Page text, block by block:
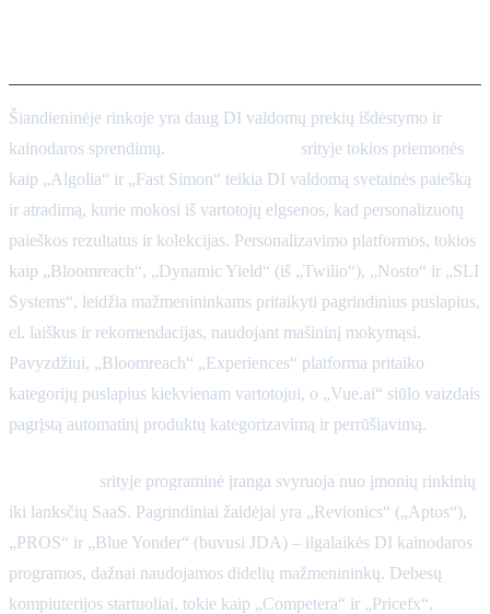
Šiandieninėje rinkoje yra daug DI valdomų prekių išdėstymo ir
kainodaros sprendimų.
srityje tokios priemonės
kaip „Algolia“ ir „Fast Simon“ teikia DI valdomą svetainės paiešką
ir atradimą, kurie mokosi iš vartotojų elgsenos, kad personalizuotų
paieškos rezultatus ir kolekcijas. Personalizavimo platformos, tokios
kaip „Bloomreach“, „Dynamic Yield“ (iš „Twilio“), „Nosto“ ir „SLI
Systems“, leidžia mažmenininkams pritaikyti pagrindinius puslapius,
el. laiškus ir rekomendacijas, naudojant mašininį mokymąsi.
Pavyzdžiui, „Bloomreach“ „Experiences“ platforma pritaiko
kategorijų puslapius kiekvienam vartotojui, o „Vue.ai“ siūlo vaizdais
pagrįstą automatinį produktų kategorizavimą ir perrūšiavimą.
srityje programinė įranga svyruoja nuo įmonių rinkinių
iki lanksčių SaaS. Pagrindiniai žaidėjai yra „Revionics“ („Aptos“),
„PROS“ ir „Blue Yonder“ (buvusi JDA) – ilgalaikės DI kainodaros
programos, dažnai naudojamos didelių mažmenininkų. Debesų
kompiuterijos startuoliai, tokie kaip „Competera“ ir „Pricefx“,